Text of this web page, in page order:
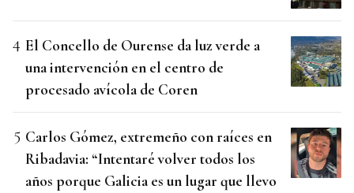
El Concello de Ourense da luz verde a
una intervención en el centro de
procesado avícola de Coren
Carlos Gómez, extremeño con raíces en
Ribadavia: “Intentaré volver todos los
años porque Galicia es un lugar que llevo